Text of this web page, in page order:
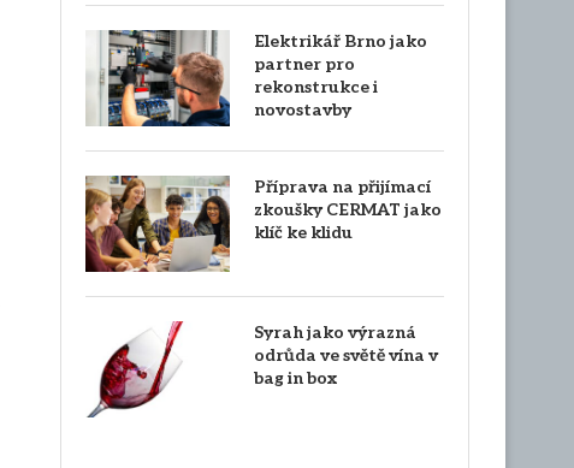
Elektrikář Brno jako
partner pro
rekonstrukce i
novostavby
Příprava na přijímací
zkoušky CERMAT jako
klíč ke klidu
Syrah jako výrazná
odrůda ve světě vína v
bag in box